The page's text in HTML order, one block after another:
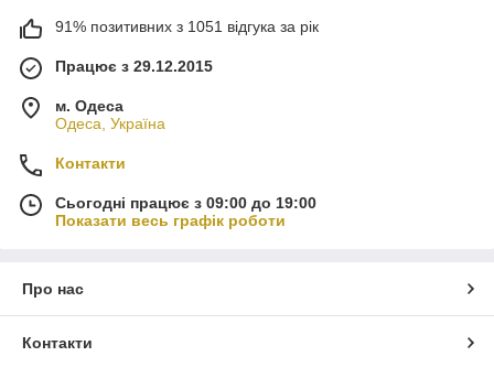
91% позитивних з 1051 відгука за рік
Працює з 29.12.2015
м. Одеса
Одеса, Україна
Контакти
Сьогодні працює з 09:00 до 19:00
Показати весь графік роботи
Про нас
Контакти